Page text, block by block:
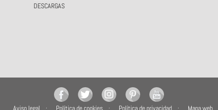
DESCARGAS
Aviso legal Política de cookies Política de privacidad Mapa web